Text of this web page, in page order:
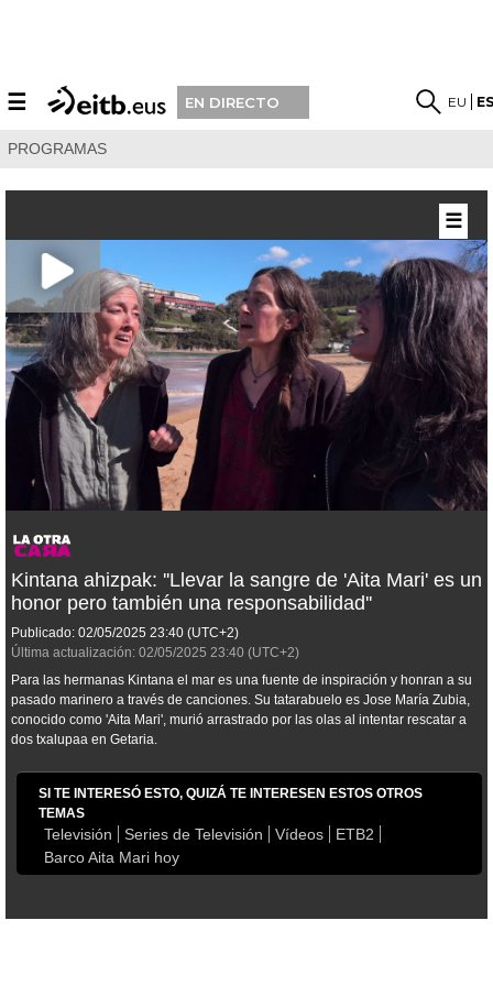
☰ EN DIRECTO EU
PROGRAMAS
Kintana ahizpak: ''Llevar la sangre de 'Aita Mari' es un
honor pero también una responsabilidad''
Publicado: 02/05/2025 23:40 (UTC+2)
Última actualización: 02/05/2025 23:40 (UTC+2)
Para las hermanas Kintana el mar es una fuente de inspiración y honran a su
pasado marinero a través de canciones. Su tatarabuelo es Jose María Zubia,
conocido como 'Aita Mari', murió arrastrado por las olas al intentar rescatar a
dos txalupaa en Getaria.
SI TE INTERESÓ ESTO, QUIZÁ TE INTERESEN ESTOS OTROS
TEMAS
Televisión Series de Televisión Vídeos
ETB2
Barco Aita Mari hoy
☰